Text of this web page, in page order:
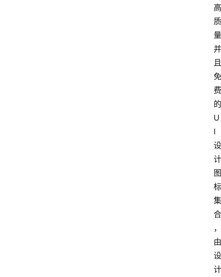
高
质
量
并
且
免
费
的
U
I
设
计
图
标
集
合
，
由
设
计